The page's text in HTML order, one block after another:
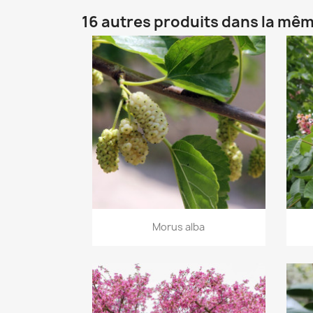
16 autres produits dans la
Aperçu rapide
Morus alba